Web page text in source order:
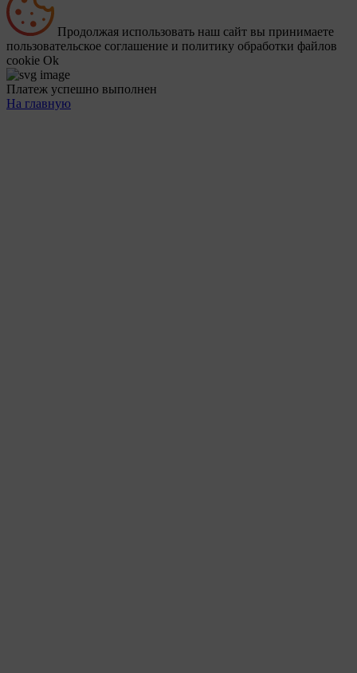
Продолжая использовать наш сайт вы принимаете
пользовательское соглашение и политику обработки файлов
cookie Ok
Платеж успешно выполнен
На главную